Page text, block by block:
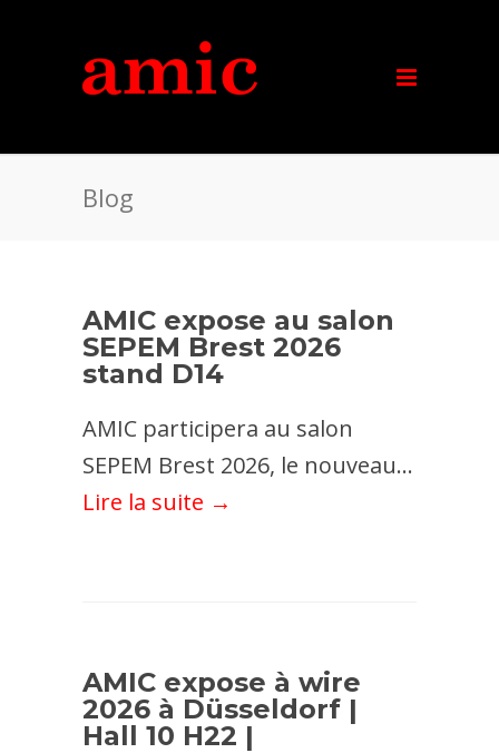
Blog
AMIC expose au salon
SEPEM Brest 2026
stand D14
AMIC participera au salon
SEPEM Brest 2026, le nouveau...
Lire la suite →
AMIC expose à wire
2026 à Düsseldorf |
Hall 10 H22 |